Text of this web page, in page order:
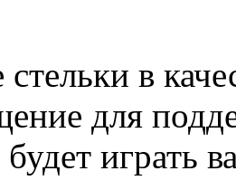
стельки в
для
играть